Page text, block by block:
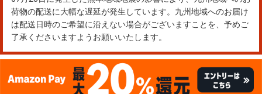
荷物の配送に大幅な遅延が発生しています。九州地域へのお届け
は配送日時のご希望に沿えない場合がございますことを、予めご
了承くださいますようお願いいたします。